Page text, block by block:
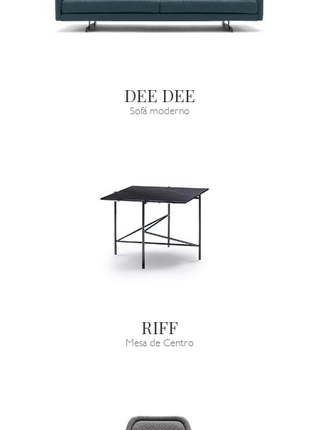
DEE DEE
Sofá moderno
RIFF
Mesa de Centro